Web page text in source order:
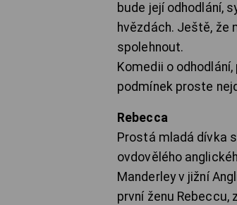
bude její odhodlání,
hvězdách. Ještě, že
spolehnout.
Komedii o
podmínek proste
Rebecca
Prostá mladá dívka
ovdovělého
Manderley v jižní
první ženu